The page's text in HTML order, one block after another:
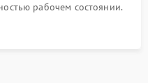
рабочем состоянии.